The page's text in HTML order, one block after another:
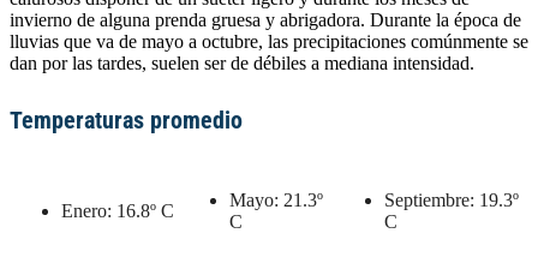
invierno de alguna prenda gruesa y abrigadora. Durante la época de
lluvias que va de mayo a octubre, las precipitaciones comúnmente se
dan por las tardes, suelen ser de débiles a mediana intensidad.
Temperaturas promedio
Enero: 16.8º C
Mayo: 21.3º
C
Septiembre: 19.3º
C